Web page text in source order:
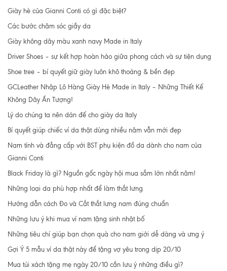
Giày hè của Gianni Conti có gì đặc biệt?
Các bước chăm sóc giầy da
Giày không dây màu xanh navy Made in Italy
Driver Shoes – sự kết hợp hoàn hảo giữa phong cách và sự tiện dụng
Shoe tree – bí quyết giữ giày luôn khô thoáng & bền đẹp
GCLeather Nhập Lô Hàng Giày Hè Made in Italy – Những Thiết Kế
Không Dây Ấn Tượng!
Lý do chúng ta nên dán đế cho giày da Italy
Bí quyết giúp chiếc ví da thật dùng nhiều năm vẫn mới đẹp
Nam tính và đẳng cấp với BST phụ kiện đồ da dành cho nam của
Gianni Conti
Black Friday là gì? Nguồn gốc ngày hội mua sắm lớn nhất năm!
Những loại da phù hợp nhất để làm thắt lưng
Hướng dẫn cách Đo và Cắt thắt lưng nam đúng chuẩn
Những lưu ý khi mua ví nam tặng sinh nhật bố
Những tiêu chí giúp bạn chọn quà cho nam giới dễ dàng và ưng ý
Gợi Ý 5 mẫu ví da thật này để tặng vợ yêu trong dịp 20/10
Mua túi xách tặng mẹ ngày 20/10 cần lưu ý những điều gì?